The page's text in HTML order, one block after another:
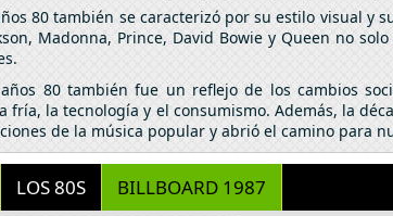
80 también se caracterizó por su estilo visual
Madonna, Prince, David Bowie y Queen no
80 también fue un reflejo de los cambios
fría, la tecnología y el consumismo. Además, la
de la música popular y abrió el camino para
LOS 80S BILLBOARD 1987